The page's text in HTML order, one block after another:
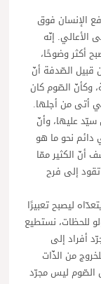
الإنسان فوق
الأعالي. إنّه
أكثر وضوحًا،
قبيل الصّدفة أنّ
وكأنّ الصّوم كان
أتى من أجلها.
سيّد عليها، وأنّ
دائم نحو ما هو
أنّ الكثير ممّا
إلى فرح
ليصبح تعبيرًا
للحظات، نستطيع
أفراد إلى
من الذّات
الصّوم ليس مجرّد